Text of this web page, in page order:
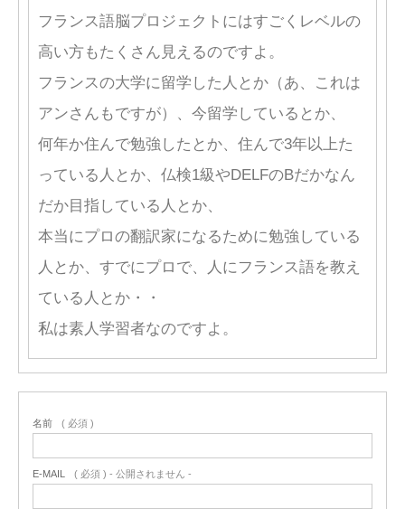
フランス語脳プロジェクトにはすごくレベルの
高い方もたくさん見えるのですよ。
フランスの大学に留学した人とか（あ、これは
アンさんもですが）、今留学しているとか、
何年か住んで勉強したとか、住んで3年以上た
っている人とか、仏検1級やDELFのBだかなん
だか目指している人とか、
本当にプロの翻訳家になるために勉強している
人とか、すでにプロで、人にフランス語を教え
ている人とか・・
私は素人学習者なのですよ。
名前 ( 必須 )
E-MAIL ( 必須 ) - 公開されません -